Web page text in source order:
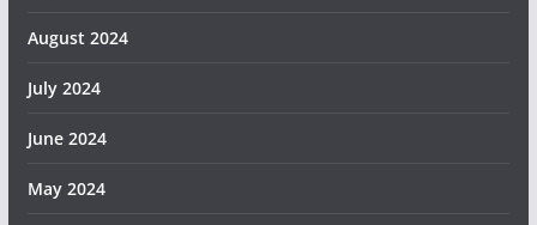
August 2024
July 2024
June 2024
May 2024